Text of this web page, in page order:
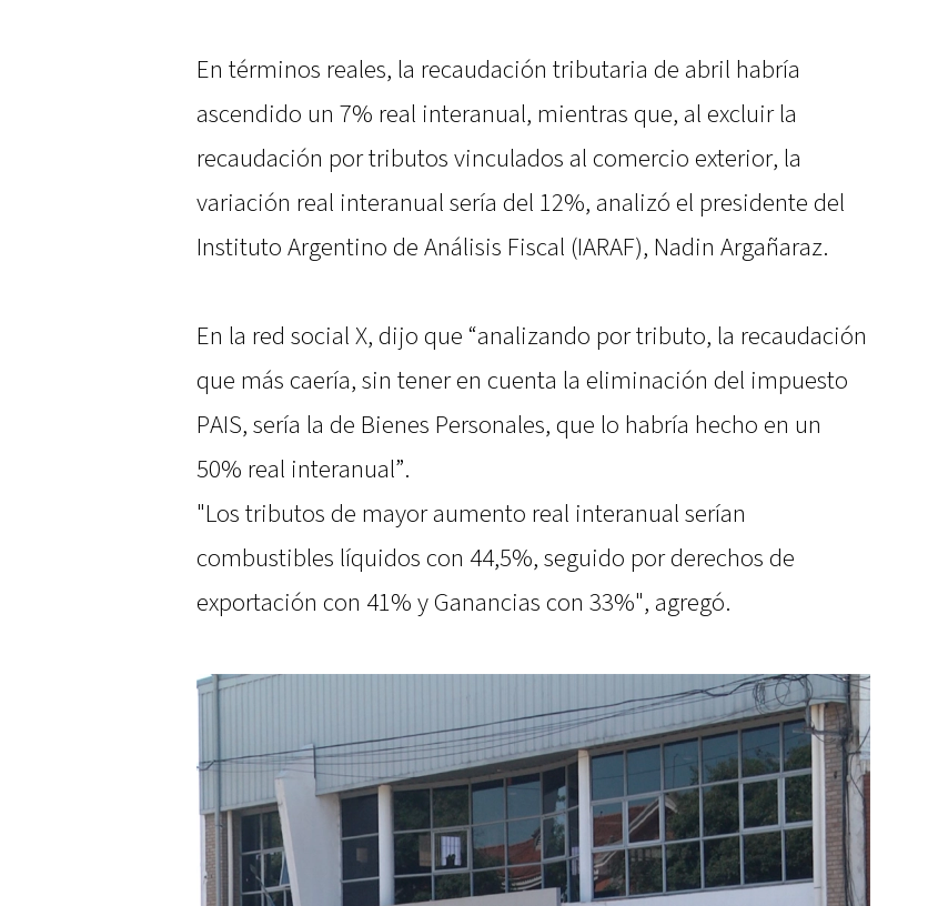
En términos reales, la recaudación tributaria de abril habría
ascendido un 7% real interanual, mientras que, al excluir la
recaudación por tributos vinculados al comercio exterior, la
variación real interanual sería del 12%, analizó el presidente del
Instituto Argentino de Análisis Fiscal (IARAF), Nadin Argañaraz.
En la red social X, dijo que “analizando por tributo, la recaudación
que más caería, sin tener en cuenta la eliminación del impuesto
PAIS, sería la de Bienes Personales, que lo habría hecho en un
50% real interanual”.
"Los tributos de mayor aumento real interanual serían
combustibles líquidos con 44,5%, seguido por derechos de
exportación con 41% y Ganancias con 33%", agregó.